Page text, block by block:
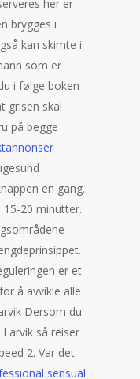
her er
brygges i
kan skimte i
som er
i følge boken
grisen skal
på begge
en gang.
20 minutter.
er et
å avvikle alle
Dersom du
så reiser
2. Var det
sensual